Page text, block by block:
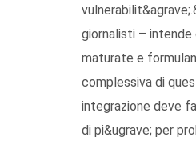
giornalisti –
maturate e
complessiva di
integrazione deve
di pi&ugrave; per